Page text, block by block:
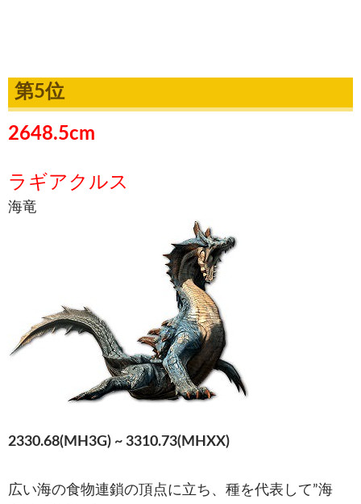
第5位
2648.5cm
ラギアクルス
海竜
2330.68(MH3G) ~ 3310.73(MHXX)
広い海の食物連鎖の頂点に立ち、種を代表して”海